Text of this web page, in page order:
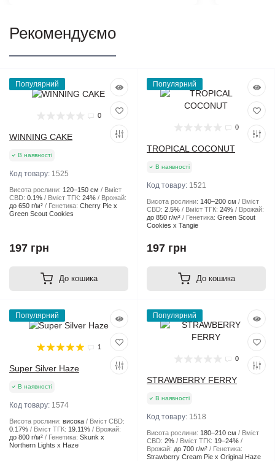
Рекомендуємо
Популярний
0
WINNING CAKE
В наявності
Код товару: 1525
Висота рослини: 120–150 см
Вміст
CBD: 0.1% Вміст ТГК: 24%
Врожай:
до 650 г/м²
Генетика: Cherry Pie x
Green Scout Cookies
197 грн
До кошика
Популярний
0
TROPICAL COCONUT
В наявності
Код товару: 1521
Висота рослини: 140–200 см
Вміст
CBD: 2.5% Вміст ТГК: 24%
Врожай:
до 850 г/м²
Генетика: Green Scout
Cookies x Tangie
197 грн
До кошика
Популярний
1
Super Silver Haze
В наявності
Код товару: 1574
Висота рослини: висока
Вміст CBD:
0.17%
Вміст ТГК: 19.11%
Врожай:
до 800 г/м²
Генетика: Skunk x
Northern Lights x Haze
Популярний
0
STRAWBERRY FERRY
В наявності
Код товару: 1518
Висота рослини: 180–210 см
Вміст
CBD: 2% Вміст ТГК: 19–24%
Врожай: до 700 г/м²
Генетика:
Strawberry Cream Pie x Original Haze